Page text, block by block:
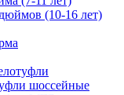
(10-16 лет)
шоссейные